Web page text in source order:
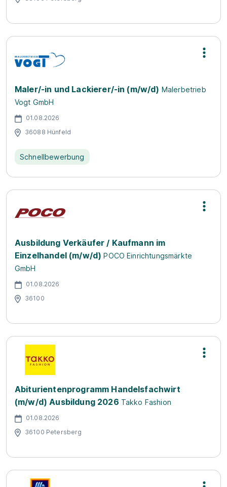
Maler/-in und Lackierer/-in (m/w/d) Malerbetrieb
Vogt GmbH
01.08.2026
36088 Hünfeld
Schnellbewerbung
Ausbildung Verkäufer / Kaufmann im
Einzelhandel (m/w/d) POCO Einrichtungsmärkte
GmbH
01.08.2026
36100
Abiturientenprogramm Handelsfachwirt
(m/w/d) Ausbildung 2026 Takko Fashion
01.08.2026
36100 Petersberg